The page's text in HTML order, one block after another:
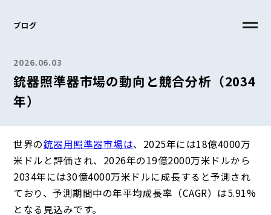
ブログ
2026.06.03
銃器照準器市場の動向と競合分析（2034
年）
世界の銃器用照準器市場は、2025年には18億4000万
米ドルと評価され、2026年の19億2000万米ドルから
2034年には30億4000万米ドルに成長すると予測され
ており、予測期間中の年平均成長率（CAGR）は5.91%
となる見込みです。